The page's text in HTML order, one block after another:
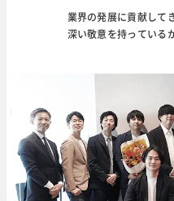
業界の発展に貢献して
深い敬意を持っている